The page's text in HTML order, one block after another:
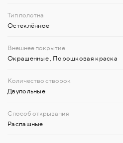
Остеклённое
Окрашенные Порошковая краска
Двупольные
Распашные